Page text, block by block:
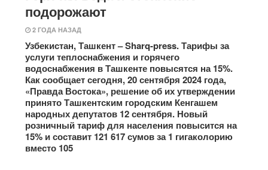
подорожают
2 ГОДА НАЗАД
Узбекистан, Ташкент – Sharq-press. Тарифы за
услуги теплоснабжения и горячего
водоснабжения в Ташкенте повысятся на 15%.
Как сообщает сегодня, 20 сентября 2024 года,
«Правда Востока», решение об их утверждении
принято Ташкентским городским Кенгашем
народных депутатов 12 сентября. Новый
розничный тариф для населения повысится на
15% и составит 121 617 сумов за 1 гигаколорию
вместо 105